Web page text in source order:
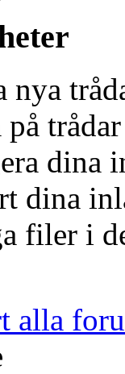
nya
på
dina
dina
filer i
alla